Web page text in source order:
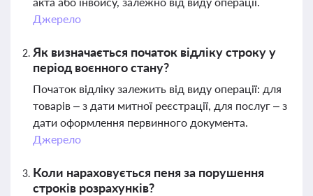
Джерело
Як визначається початок відліку строку у
період воєнного стану?
Початок відліку залежить від виду операції: для
товарів – з дати митної реєстрації, для послуг – з
дати оформлення первинного документа.
Джерело
Коли нараховується пеня за порушення
строків розрахунків?